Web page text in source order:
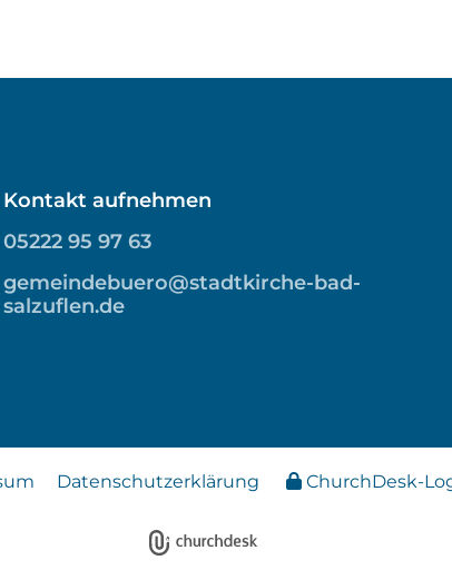
Kontakt aufnehmen
05222 95 97 63
gemeindebuero@stadtkirche-bad-
salzuflen.de
Datenschutzerklärung ChurchDesk-